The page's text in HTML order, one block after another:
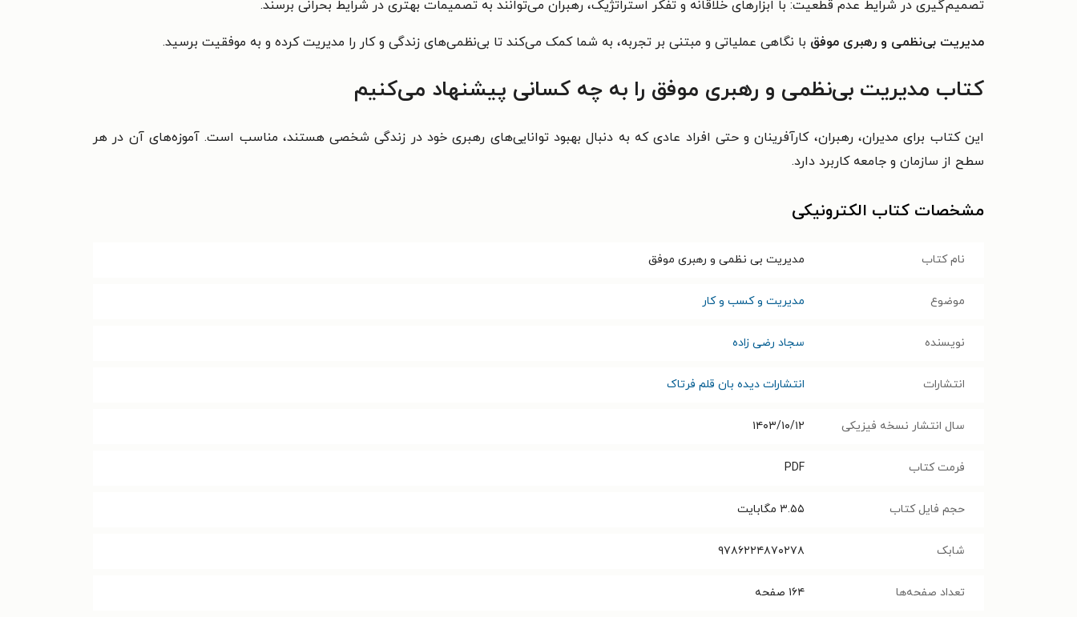
تصمیم‌گیری در شرایط عدم قطعیت: با ابزارهای خلاقانه و تفکر استراتژیک، رهبران می‌توانند به تصمیمات بهتری در شرایط بحرانی برسند.
مدیریت بی‌نظمی و رهبری موفق با نگاهی عملیاتی و مبتنی بر تجربه، به شما کمک می‌کند تا بی‌نظمی‌های زندگی و کار را مدیریت کرده و به موفقیت برسید.
کتاب مدیریت بی‌نظمی و رهبری موفق را به چه کسانی پیشنهاد می‌کنیم
این کتاب برای مدیران، رهبران، کارآفرینان و حتی افراد عادی که به دنبال بهبود توانایی‌های رهبری خود در زندگی شخصی هستند، مناسب است. آموزه‌های آن در هر
سطح از سازمان و جامعه کاربرد دارد.
مشخصات کتاب الکترونیکی
نام کتاب مدیریت بی نظمی و رهبری موفق
موضوع مدیریت و کسب و کار
نویسنده سجاد رضی زاده
انتشارات انتشارات دیده بان قلم فرتاک
سال انتشار نسخه فیزیکی ۱۴۰۳/۱۰/۱۲
فرمت کتاب PDF
حجم فایل کتاب ۳.۵۵ مگابایت
شابک ۹۷۸۶۲۲۴۸۷۰۲۷۸
تعداد صفحه‌ها ۱۶۴ صفحه